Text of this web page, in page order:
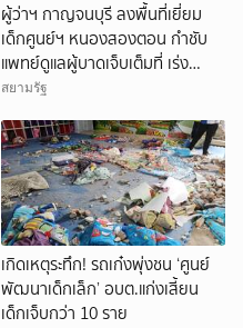
ผู้ว่าฯ กาญจนบุรี ลงพื้นที่เยี่ยม
เด็กศูนย์ฯ หนองสองตอน กำชับ
แพทย์ดูแลผู้บาดเจ็บเต็มที่ เร่ง
เยียวยาครอบครัว
สยามรัฐ
เกิดเหตุระทึก! รถเก๋งพุ่งชน ‘ศูนย์
พัฒนาเด็กเล็ก’ อบต.แก่งเสี้ยน
เด็กเจ็บกว่า 10 ราย